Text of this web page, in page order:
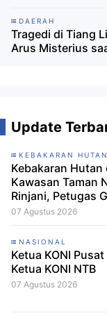
DAERAH
Tragedi di Tiang
Arus Misterius
Update
KEBAKARAN HUTAN
Kebakaran Hutan
Kawasan Taman
Rinjani, Petugas
07 Agustus 2026
NASIONAL
Ketua KONI
Ketua KONI NTB
07 Agustus 2026